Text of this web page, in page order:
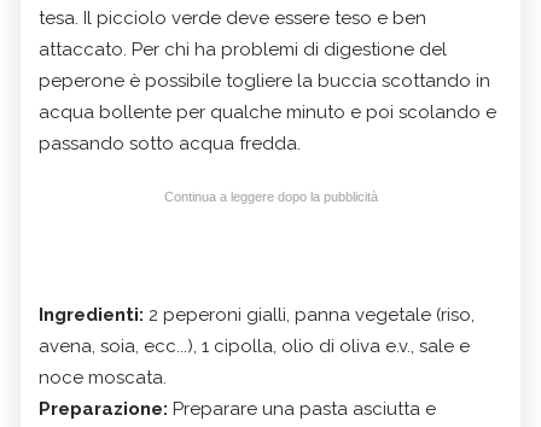
tesa. Il picciolo verde deve essere teso e ben
attaccato. Per chi ha problemi di digestione del
peperone è possibile togliere la buccia scottando in
acqua bollente per qualche minuto e poi scolando e
passando sotto acqua fredda.
Continua a leggere dopo la pubblicità
Ingredienti: 2 peperoni gialli, panna vegetale (riso,
avena, soia, ecc...), 1 cipolla, olio di oliva e.v., sale e
noce moscata.
Preparazione: Preparare una pasta asciutta e